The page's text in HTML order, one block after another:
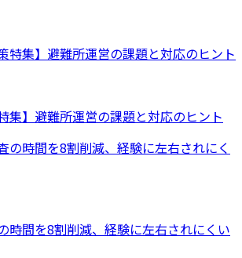
集】避難所運営の課題と対応のヒント
時間を8割削減、経験に左右されにくい